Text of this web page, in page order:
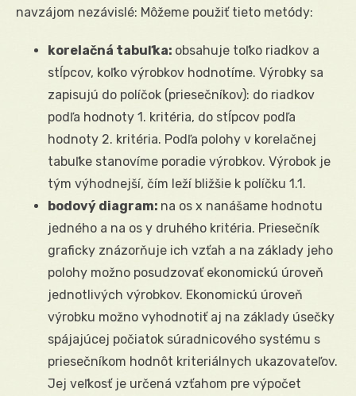
navzájom nezávislé: Môžeme použiť tieto metódy:
korelačná tabuľka: obsahuje toľko riadkov a
stĺpcov, koľko výrobkov hodnotíme. Výrobky sa
zapisujú do políčok (priesečníkov): do riadkov
podľa hodnoty 1. kritéria, do stĺpcov podľa
hodnoty 2. kritéria. Podľa polohy v korelačnej
tabuľke stanovíme poradie výrobkov. Výrobok je
tým výhodnejší, čím leží bližšie k políčku 1.1.
bodový diagram: na os x nanášame hodnotu
jedného a na os y druhého kritéria. Priesečník
graficky znázorňuje ich vzťah a na základy jeho
polohy možno posudzovať ekonomickú úroveň
jednotlivých výrobkov. Ekonomickú úroveň
výrobku možno vyhodnotiť aj na základy úsečky
spájajúcej počiatok súradnicového systému s
priesečníkom hodnôt kriteriálnych ukazovateľov.
Jej veľkosť je určená vzťahom pre výpočet